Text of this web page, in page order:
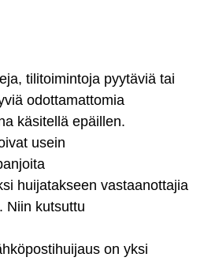
tilitoimintoja pyytäviä tai
odottamattomia
käsitellä epäillen.
usein
huijatakseen vastaanottajia
Niin kutsuttu
on yksi